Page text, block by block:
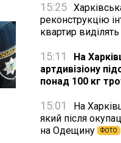
15:25
реконструкцію
квартир
15:11
На
артдивізіону
понад 100 кг
15:01
На
який після
на Одещину
ФОТО